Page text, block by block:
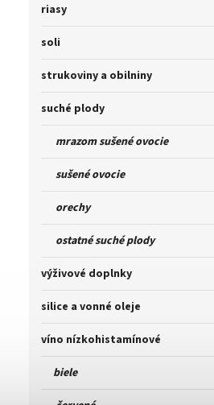
riasy
soli
strukoviny a obilniny
suché plody
mrazom sušené ovocie
sušené ovocie
orechy
ostatné suché plody
výživové doplnky
silice a vonné oleje
víno nízkohistamínové
biele